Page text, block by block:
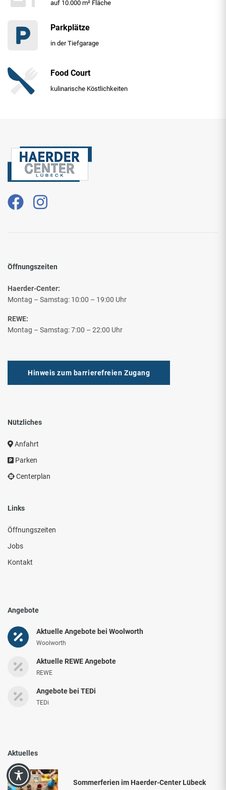
auf 10.000 m² Fläche
Parkplätze
in der Tiefgarage
Food Court
kulinarische Köstlichkeiten
Öffnungszeiten
Haerder-Center:
Montag – Samstag: 10:00 – 19:00 Uhr
REWE:
Montag – Samstag: 7:00 – 22:00 Uhr
Hinweis zum barrierefreien Zugang
Nützliches
Anfahrt
Parken
Centerplan
Links
Öffnungszeiten
Jobs
Kontakt
Angebote
Aktuelle Angebote bei Woolworth
Woolworth
Aktuelle REWE Angebote
REWE
Angebote bei TEDi
TEDi
Aktuelles
Sommerferien im Haerder-Center Lübeck